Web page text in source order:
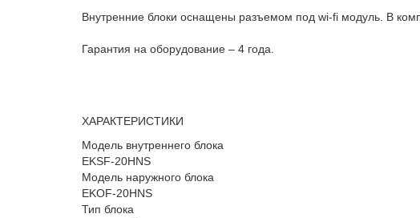
Внутренние блоки оснащены разъемом под wi-fi модуль. В
Гарантия на оборудование – 4 года.
ХАРАКТЕРИСТИКИ
Модель внутреннего блока
EKSF-20HNS
Модель наружного блока
EKOF-20HNS
Тип блока